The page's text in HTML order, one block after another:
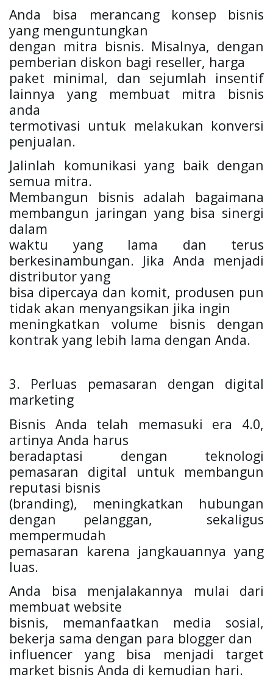
Anda bisa merancang konsep bisnis
yang menguntungkan
dengan mitra bisnis. Misalnya, dengan
pemberian diskon bagi reseller, harga
paket minimal, dan sejumlah insentif
lainnya yang membuat mitra bisnis
anda
termotivasi untuk melakukan konversi
penjualan.
Jalinlah komunikasi yang baik dengan
semua mitra.
Membangun bisnis adalah bagaimana
membangun jaringan yang bisa sinergi
dalam
waktu yang lama dan terus
berkesinambungan. Jika Anda menjadi
distributor yang
bisa dipercaya dan komit, produsen pun
tidak akan menyangsikan jika ingin
meningkatkan volume bisnis dengan
kontrak yang lebih lama dengan Anda.
3. Perluas pemasaran dengan digital
marketing
Bisnis Anda telah memasuki era 4.0,
artinya Anda harus
beradaptasi dengan teknologi
pemasaran digital untuk membangun
reputasi bisnis
(branding), meningkatkan hubungan
dengan pelanggan,  sekaligus
mempermudah
pemasaran karena jangkauannya yang
luas.
Anda bisa menjalakannya mulai dari
membuat website
bisnis, memanfaatkan media sosial,
bekerja sama dengan para blogger dan
influencer yang bisa menjadi target
market bisnis Anda di kemudian hari.